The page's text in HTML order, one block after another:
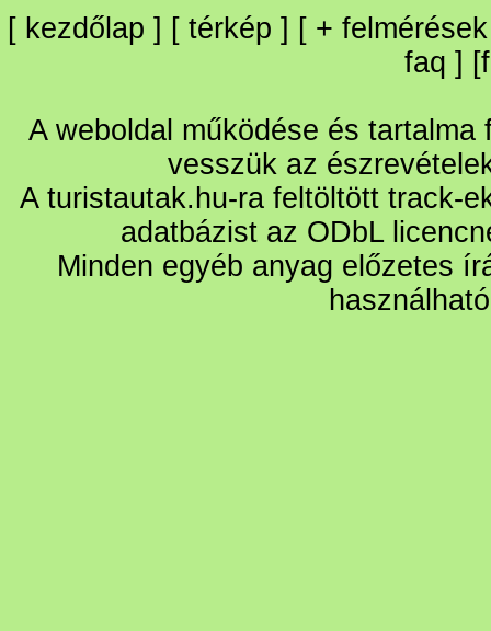
[ kezdőlap ] [ térkép ] [ + felmérések
faq ] [
A weboldal működése és
vesszük az
A turistautak.hu-ra feltöltött track-
adatbázist az ODbL
Minden egyéb anyag előzetes